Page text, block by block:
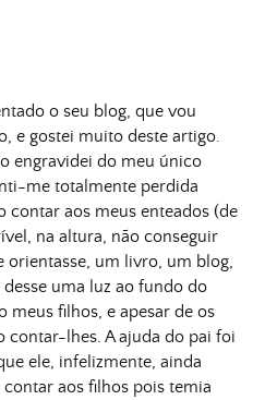
o seu blog, que vou
e gostei muito deste artigo.
engravidei do meu único
me totalmente perdida
contar aos meus enteados (de
na altura, não conseguir
orientasse, um livro, um blog,
uma luz ao fundo do
meus filhos, e apesar de os
contar-lhes. A ajuda do pai foi
ele, infelizmente, ainda
aos filhos pois temia